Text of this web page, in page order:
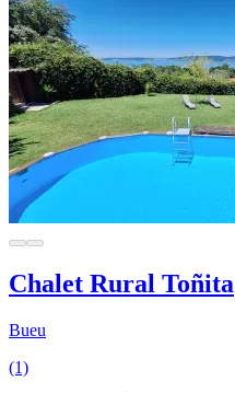
Chalet Rural Toñita
Bueu
(1)